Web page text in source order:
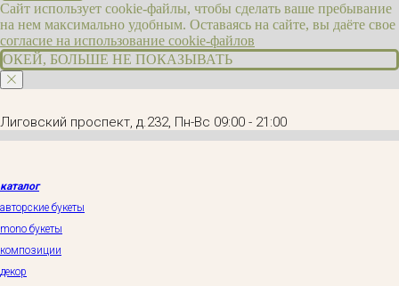
Сайт использует cookie-файлы, чтобы сделать ваше пребывание
на нем максимально удобным. Оставаясь на сайте, вы даёте свое
согласие на использование cookie-файлов
ОКЕЙ, БОЛЬШЕ НЕ ПОКАЗЫВАТЬ
Лиговский проспект, д.232, Пн-Вс 09:00 - 21:00
каталог
авторские букеты
mono букеты
композиции
декор